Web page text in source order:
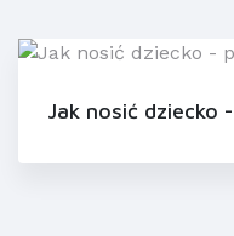
Jak nosić dziecko